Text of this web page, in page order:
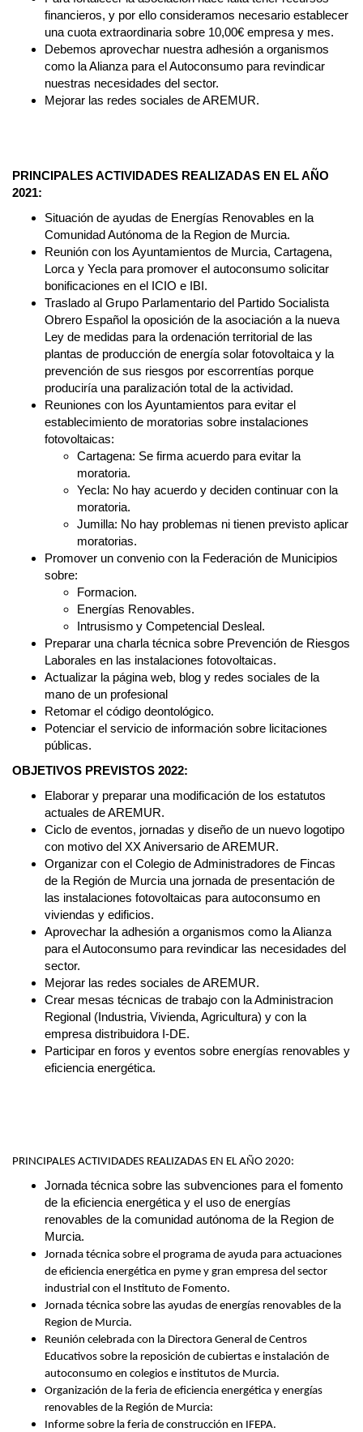
financieros, y por ello consideramos necesario establecer
una cuota extraordinaria sobre 10,00€ empresa y mes.
Debemos aprovechar nuestra adhesión a organismos
como la Alianza para el Autoconsumo para revindicar
nuestras necesidades del sector.
Mejorar las redes sociales de AREMUR.
PRINCIPALES ACTIVIDADES REALIZADAS EN EL AÑO
2021:
Situación de ayudas de Energías Renovables en la
Comunidad Autónoma de la Region de Murcia.
Reunión con los Ayuntamientos de Murcia, Cartagena,
Lorca y Yecla para promover el autoconsumo solicitar
bonificaciones en el ICIO e IBI.
Traslado al Grupo Parlamentario del Partido Socialista
Obrero Español la oposición de la asociación a la nueva
Ley de medidas para la ordenación territorial de las
plantas de producción de energía solar fotovoltaica y la
prevención de sus riesgos por escorrentías porque
produciría una paralización total de la actividad.
Reuniones con los Ayuntamientos para evitar el
establecimiento de moratorias sobre instalaciones
fotovoltaicas:
Cartagena: Se firma acuerdo para evitar la
moratoria.
Yecla: No hay acuerdo y deciden continuar con la
moratoria.
Jumilla: No hay problemas ni tienen previsto aplicar
moratorias.
Promover un convenio con la Federación de Municipios
sobre:
Formacion.
Energías Renovables.
Intrusismo y Competencial Desleal.
Preparar una charla técnica sobre Prevención de Riesgos
Laborales en las instalaciones fotovoltaicas.
Actualizar la página web, blog y redes sociales de la
mano de un profesional
Retomar el código deontológico.
Potenciar el servicio de información sobre licitaciones
públicas.
OBJETIVOS PREVISTOS 2022:
Elaborar y preparar una modificación de los estatutos
actuales de AREMUR.
Ciclo de eventos, jornadas y diseño de un nuevo logotipo
con motivo del XX Aniversario de AREMUR.
Organizar con el Colegio de Administradores de Fincas
de la Región de Murcia una jornada de presentación de
las instalaciones fotovoltaicas para autoconsumo en
viviendas y edificios.
Aprovechar la adhesión a organismos como la Alianza
para el Autoconsumo para revindicar las necesidades del
sector.
Mejorar las redes sociales de AREMUR.
Crear mesas técnicas de trabajo con la Administracion
Regional (Industria, Vivienda, Agricultura) y con la
empresa distribuidora I-DE.
Participar en foros y eventos sobre energías renovables y
eficiencia energética.
PRINCIPALES ACTIVIDADES REALIZADAS EN EL AÑO 2020:
Jornada técnica sobre las subvenciones para el fomento
de la eficiencia energética y el uso de energías
renovables de la comunidad autónoma de la Region de
Murcia.
Jornada técnica sobre el programa de ayuda para actuaciones
de eficiencia energética en pyme y gran empresa del sector
industrial con el Instituto de Fomento.
Jornada técnica sobre las ayudas de energías renovables de la
Region de Murcia.
Reunión celebrada con la Directora General de Centros
Educativos sobre la reposición de cubiertas e instalación de
autoconsumo en colegios e institutos de Murcia.
Organización de la feria de eficiencia energética y energías
renovables de la Región de Murcia:
Informe sobre la feria de construcción en IFEPA.